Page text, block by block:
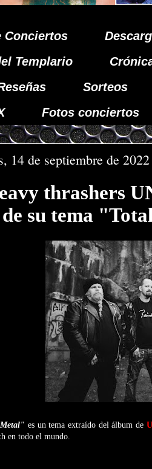
Conciertos
Templario
Sorteos
Fotos conciertos
14 de septiembre de 2022
thrashers
su tema
es un tema extraído del álbum de
en todo el mundo.